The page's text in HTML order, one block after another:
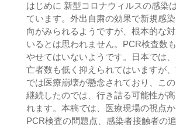
はじめに 新型コロナウィルスの感染
ています。外出自粛の効果で新規感
向がみられるようですが、根本的な
いるとは思われません。PCR検査数
やせてはいないようです。日本では
亡者数も低く抑えられてはいますが
では医療崩壊が懸念されており、こ
継続したのでは、行き詰る可能性が
れます。本稿では、医療現場の視点
PCR検査の問題点、感染者接触者の追